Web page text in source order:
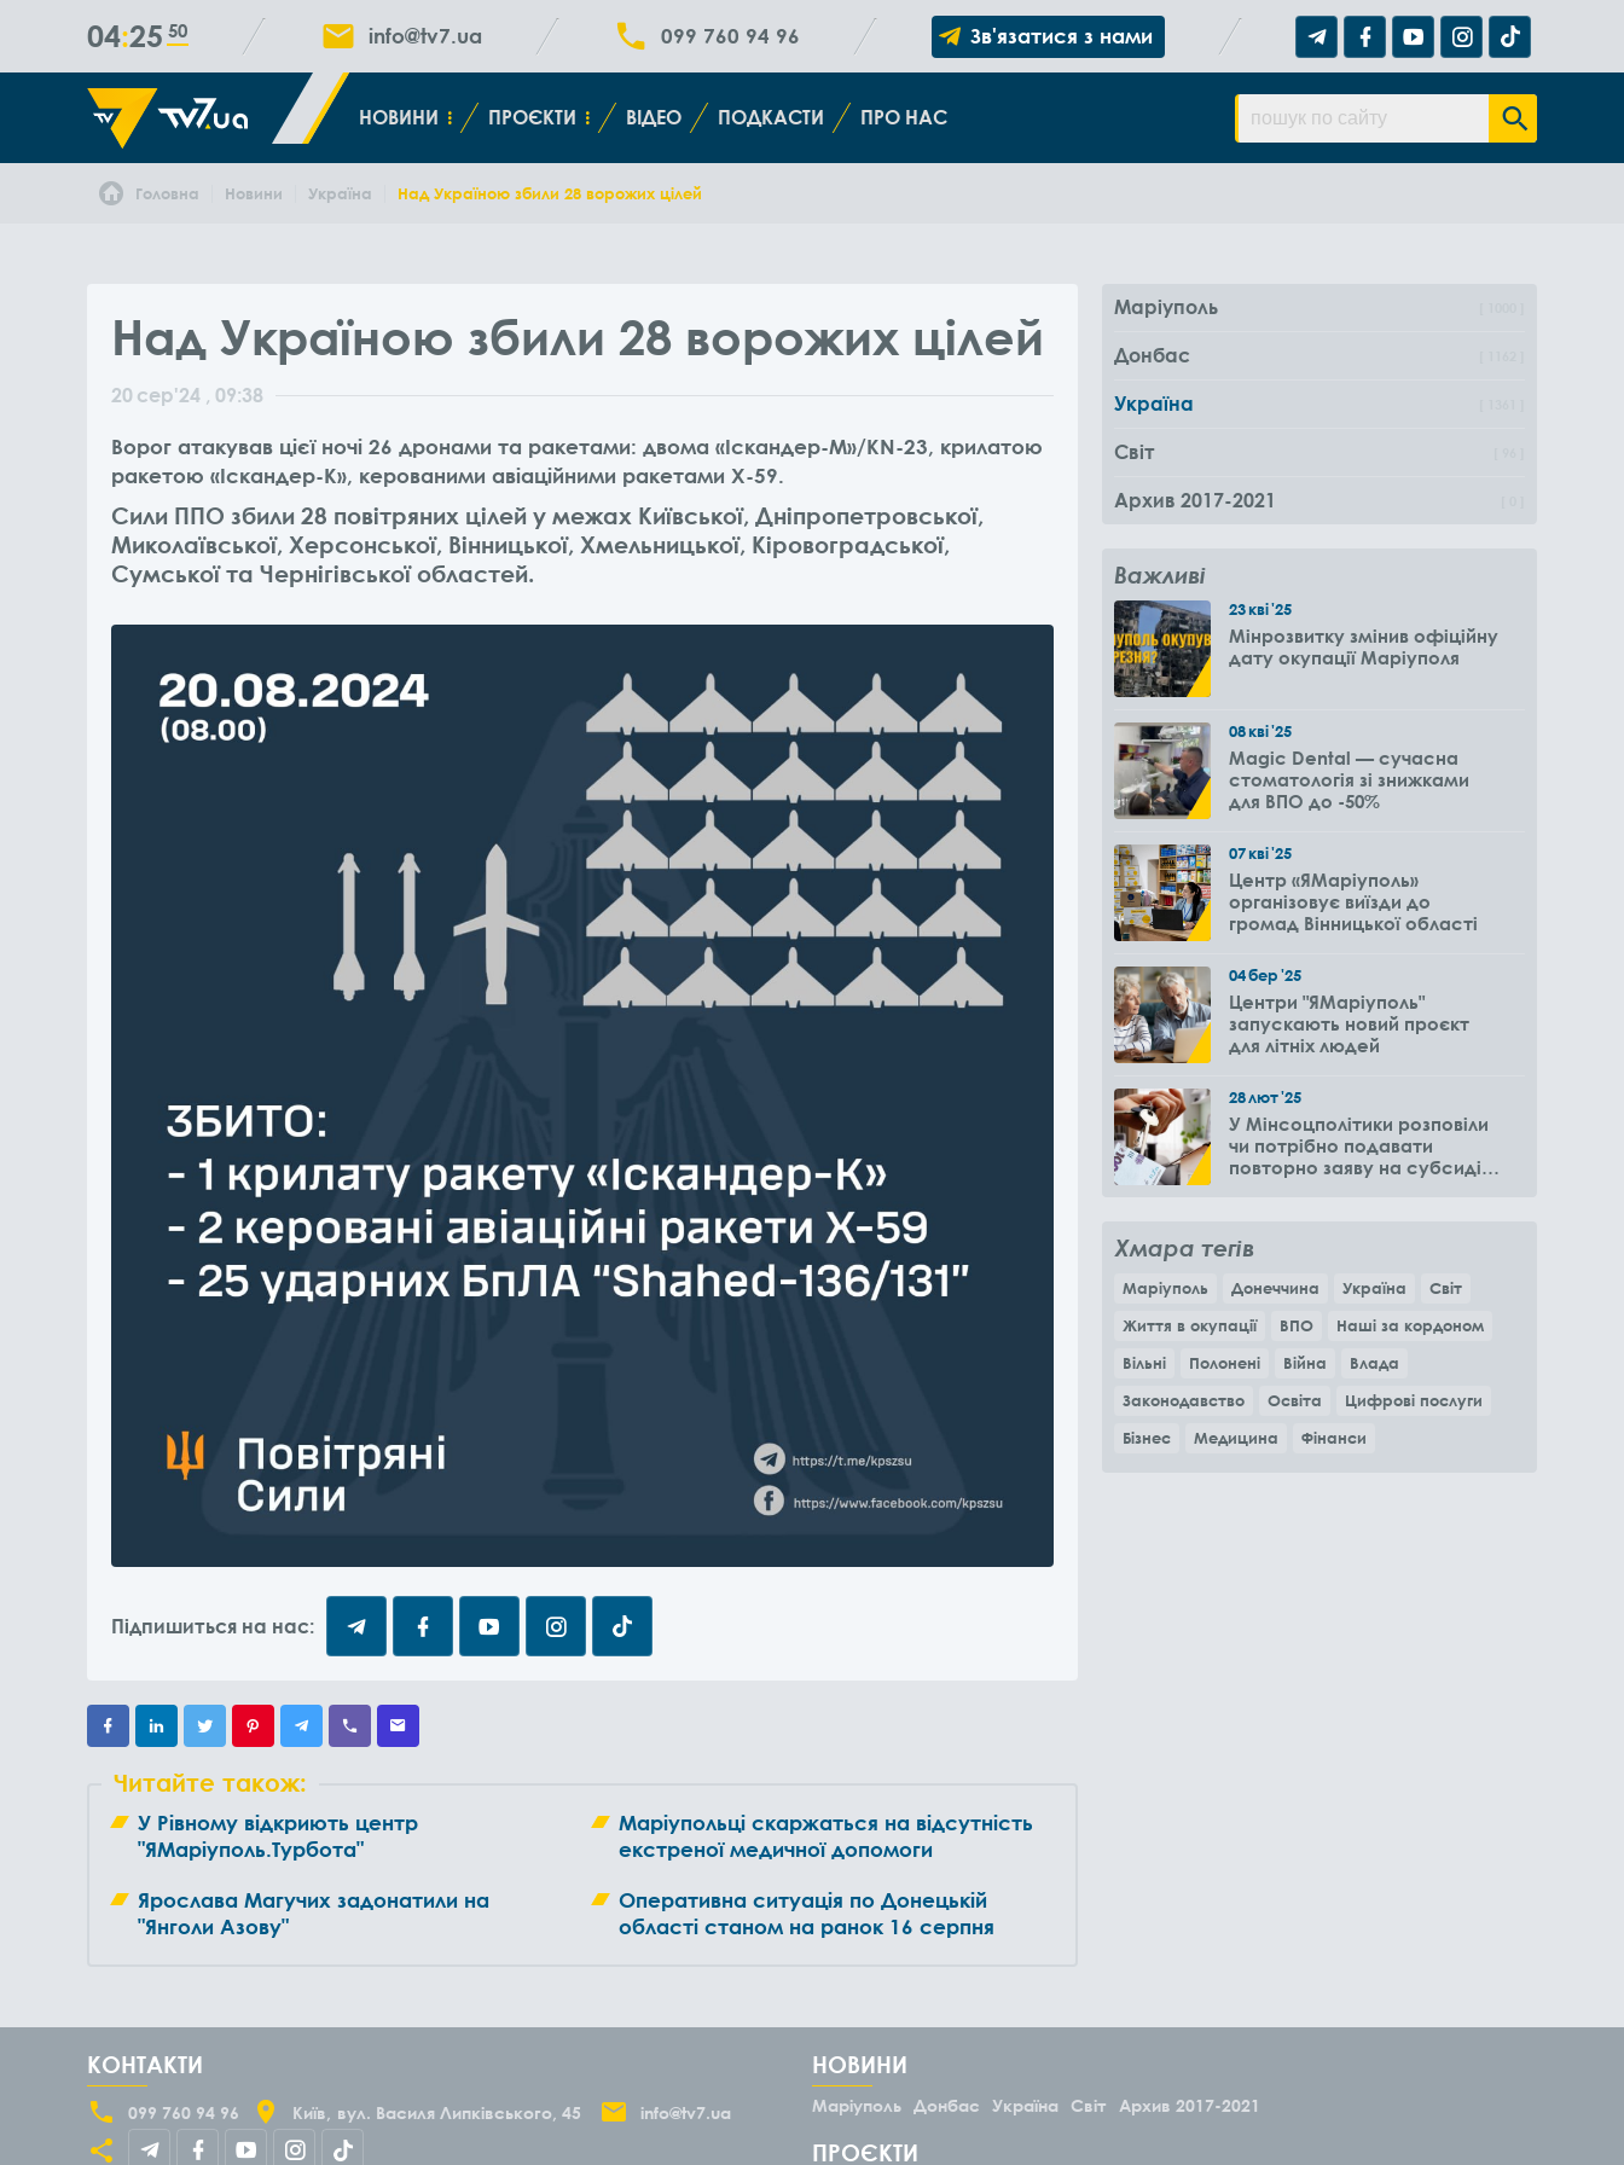
04 25 51 info@tv7.ua 099 760 94 96 Зв'язатися з нами
НОВИНИ ПРОЄКТИ ВІДЕО ПОДКАСТИ ПРО НАС
Головна Новини Україна Над Україною збили 28 ворожих цілей
Над Україною збили 28 ворожих цілей
20 сер'24 , 09:38
Ворог атакував цієї ночі 26 дронами та ракетами: двома «Іскандер-М»/KN-23, крилатою
ракетою «Іскандер-К», керованими авіаційними ракетами Х-59.
Сили ППО збили 28 повітряних цілей у межах Київської, Дніпропетровської,
Миколаївської, Херсонської, Вінницької, Хмельницької, Кіровоградської,
Сумської та Чернігівської областей.
Підпишиться на нас:
Читайте також:
У Рівному відкриють центр
"ЯМаріуполь.Турбота"
Маріупольці скаржаться на відсутність
екстреної медичної допомоги
Ярослава Магучих задонатили на
"Янголи Азову"
Оперативна ситуація по Донецькій
області станом на ранок 16 серпня
Маріуполь
Донбас
Україна
Світ
Архив 2017-2021
Важливі
23кві'25
Мінрозвитку змінив офіційну
дату окупації Маріуполя
08кві'25
Magic Dental — сучасна
стоматологія зі знижками
для ВПО до -50%
07кві'25
Центр «ЯМаріуполь»
організовує виїзди до
громад Вінницької області
04бер'25
Центри "ЯМаріуполь"
запускають новий проєкт
для літніх людей
28лют'25
У Мінсоцполітики розповіли
чи потрібно подавати
повторно заяву на субсидію
Хмара тегів
Маріуполь Донеччина Україна
Світ
Життя в окупації
ВПО
Наші за кордоном
Вільні
Полонені Війна
Влада
Законодавство
Освіта
Цифрові послуги
Бізнес
Медицина Фінанси
КОНТАКТИ
099 760 94 96 Київ вул. Василя Липківського, 45 info@tv7.ua
НОВИНИ
Маріуполь Донбас Україна Світ Архив 2017-2021
ПРОЄКТИ